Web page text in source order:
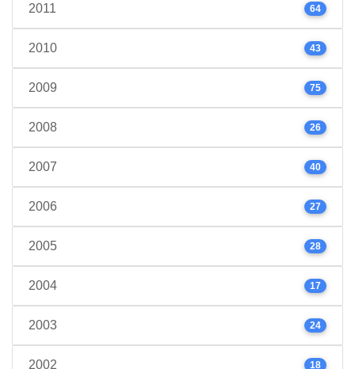
2011 64
2010 43
2009 75
2008 26
2007 40
2006 27
2005 28
2004 17
2003 24
2002 18